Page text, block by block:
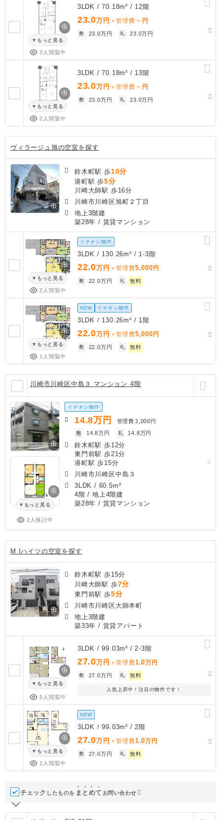
もっと見る
3人閲覧中
3LDK / 70.18m² / 12階
23.0万円 ＋管理費 － 円
敷 23.0万円 礼 23.0万円
もっと見る
2人閲覧中
3LDK / 70.18m² / 13階
23.0万円 ＋管理費 － 円
敷 23.0万円 礼 23.0万円
ヴィラージュ旭の空室を探す
鈴木町駅 歩10分
港町駅 歩5分
川崎大師駅 歩16分
川崎市川崎区旭町２丁目
地上3階建
築28年 / 賃貸マンション
もっと見る
2人閲覧中
イチオシ物件
3LDK / 130.26m² / 1-3階
22.0万円 ＋管理費5,000 円
敷 22.0万円 礼 無料
もっと見る
1人閲覧中
NEW イチオシ物件
3LDK / 130.26m² / 1階
22.0万円 ＋管理費5,000 円
敷 22.0万円 礼 無料
川崎市川崎区中島３ マンション 4階
もっと見る
2人検討中
イチオシ物件
14.8万円 管理費 2,000円
敷
14.8万円 礼 14.8万円
鈴木町駅 歩12分
東門前駅 歩21分
港町駅 歩15分
川崎市川崎区中島３
3LDK / 60.5m²
4階 / 地上4階建
築28年 / 賃貸マンション
M Iハイツの空室を探す
鈴木町駅 歩15分
川崎大師駅 歩7分
東門前駅 歩5分
川崎市川崎区大師本町
地上3階建
築33年 / 賃貸アパート
もっと見る
5人閲覧中
3LDK / 99.03m² / 2-3階
27.0万円 ＋管理費1.0万円
敷 27.0万円 礼 無料
人気上昇中！注目の物件です！
もっと見る
2人閲覧中
NEW
3LDK / 99.03m² / 2階
27.0万円 ＋管理費1.0万円
敷 27.0万円 礼 無料
チェック したものを ま と めて お問い合わせ